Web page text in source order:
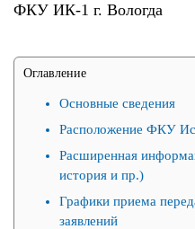
ФКУ ИК-1 г. Вологда
Оглавление
Основные сведения
Расположение ФКУ
Расширенная
история и пр.)
Графики приема
заявлений